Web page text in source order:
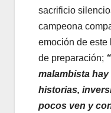
sacrificio
campeona
emoción de este
de preparación;
malambista
historias,
pocos ven y